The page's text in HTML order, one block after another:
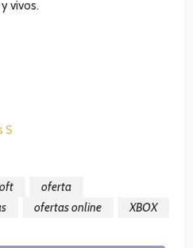
vivos.
S
oferta
ofertas online XBOX